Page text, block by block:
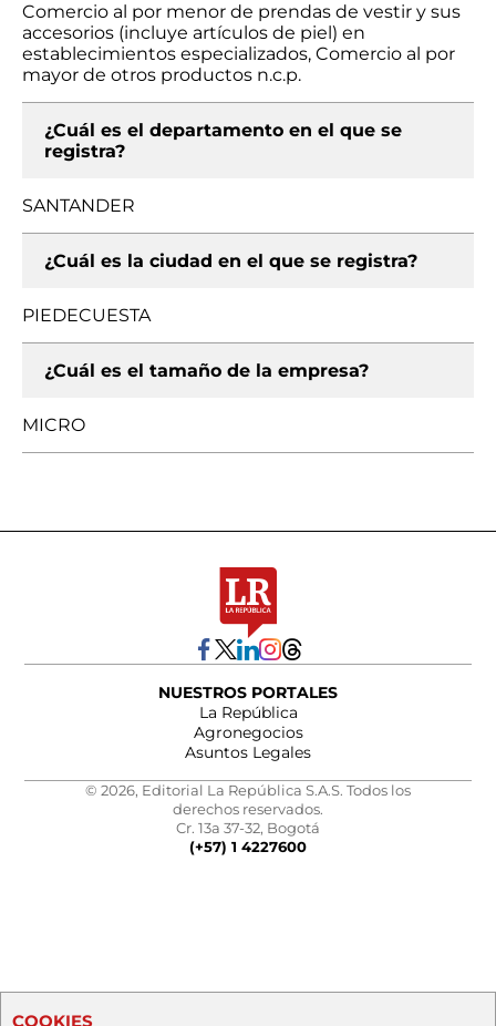
Comercio al por menor de prendas de vestir y sus
accesorios (incluye artículos de piel) en
establecimientos especializados, Comercio al por
mayor de otros productos n.c.p.
¿Cuál es el departamento en el que se
registra?
SANTANDER
¿Cuál es la ciudad en el que se registra?
PIEDECUESTA
¿Cuál es el tamaño de la empresa?
MICRO
NUESTROS PORTALES
La República
Agronegocios
Asuntos Legales
© 2026, Editorial La República S.A.S. Todos los
derechos reservados.
Cr. 13a 37-32, Bogotá
(+57) 1 4227600
COOKIES